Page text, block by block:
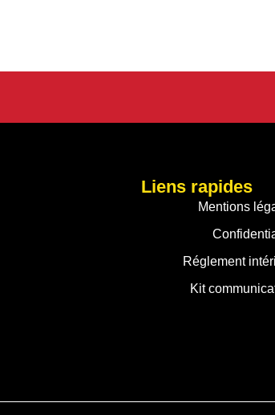
Liens rapides
Mentions
Réglement
Kit